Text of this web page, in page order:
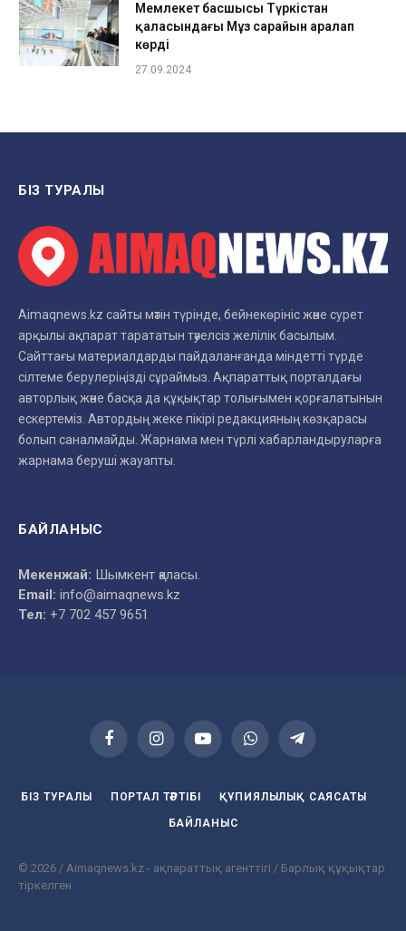
Мемлекет басшысы Түркістан
қаласындағы Мұз сарайын аралап
көрді
27.09.2024
БІЗ ТУРАЛЫ
Aimaqnews.kz сайты мәтін түрінде, бейнекөрініс және сурет
арқылы ақпарат тарататын тәуелсіз желілік басылым.
Сайттағы материалдарды пайдаланғанда міндетті түрде
сілтеме берулеріңізді сұраймыз. Ақпараттық порталдағы
авторлық және басқа да құқықтар толығымен қорғалатынын
ескертеміз. Автордың жеке пікірі редакцияның көзқарасы
болып саналмайды. Жарнама мен түрлі хабарландыруларға
жарнама беруші жауапты.
БАЙЛАНЫС
Мекенжай: Шымкент қаласы.
Email: info@aimaqnews.kz
Тел: +7 702 457 9651
FacebookInstagramYouTubeWhatsAppTelegram
БІЗ ТУРАЛЫ ПОРТАЛ ТӘРТІБІ ҚҰПИЯЛЫЛЫҚ САЯСАТЫ
БАЙЛАНЫС
© 2026 / Aimaqnews.kz - ақпараттық агенттігі / Барлық құқықтар
тіркелген